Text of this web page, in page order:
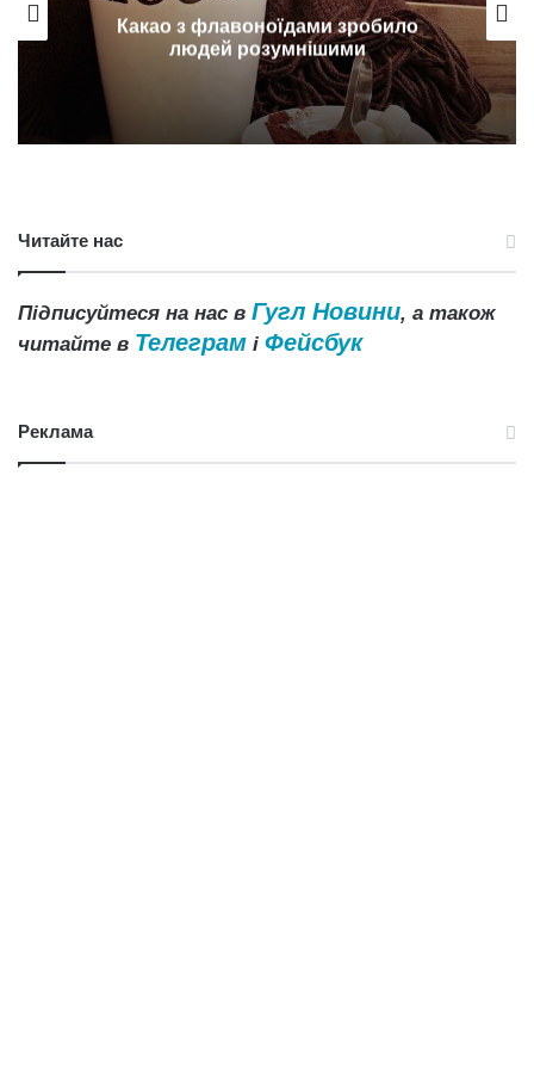
Какао з флавоноїдами зробило
людей розумнішими
Читайте нас
Підписуйтеся на нас в Гугл Новини, а також
читайте в Телеграм і Фейсбук
Реклама